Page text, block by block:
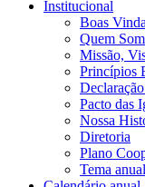
Institucional
Boas
Quem
Missão,
Princípios
Pacto das
Nossa
Diretoria
Plano
Tema